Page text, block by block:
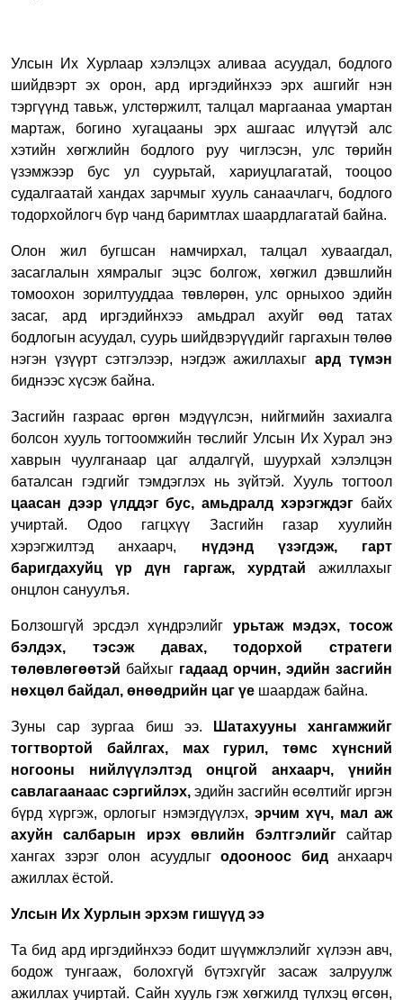
Улсын Их Хурлаар хэлэлцэх аливаа асуудал, бодлого
шийдвэрт эх орон, ард иргэдийнхээ эрх ашгийг нэн
тэргүүнд тавьж, улстөржилт, талцал маргаанаа умартан
мартаж, богино хугацааны эрх ашгаас илүүтэй алс
хэтийн хөгжлийн бодлого руу чиглэсэн, улс төрийн
үзэмжээр бус ул суурьтай, хариуцлагатай, тооцоо
судалгаатай хандах зарчмыг хууль санаачлагч, бодлого
тодорхойлогч бүр чанд баримтлах шаардлагатай байна.
Олон жил бугшсан намчирхал, талцал хуваагдал,
засаглалын хямралыг эцэс болгож, хөгжил дэвшлийн
томоохон зорилтууддаа төвлөрөн, улс орныхоо эдийн
засаг, ард иргэдийнхээ амьдрал ахуйг өөд татах
бодлогын асуудал, суурь шийдвэрүүдийг гаргахын төлөө
нэгэн үзүүрт сэтгэлээр, нэгдэж ажиллахыгард түмэн
биднээс хүсэж байна.
Засгийн газраас өргөн мэдүүлсэн, нийгмийн захиалга
болсон хууль тогтоомжийн төслийг Улсын Их Хурал энэ
хаврын чуулганаар цаг алдалгүй, шуурхай хэлэлцэн
баталсан гэдгийг тэмдэглэх нь зүйтэй. Хууль тогтоол
цаасан дээр үлддэг бус, амьдралд хэрэгждэг байх
учиртай. Одоо гагцхүү Засгийн газар хуулийн
хэрэгжилтэд анхаарч, нүдэнд үзэгдэж, гарт
баригдахуйц үр дүн гаргаж, хурдтай ажиллахыг
онцлон сануулъя.
Болзошгүй эрсдэл хүндрэлийг урьтаж мэдэх, тосож
бэлдэх, тэсэж давах, тодорхой стратеги
төлөвлөгөөтэй байхыг гадаад орчин, эдийн засгийн
нөхцөл байдал, өнөөдрийн цаг үе шаардаж байна.
Зуны сар зургаа биш ээ.
Шатахууны хангамжийг
тогтвортой байлгах, мах гурил, төмс хүнсний
ногооны нийлүүлэлтэд онцгой анхаарч, үнийн
савлагаанаас сэргийлэх, эдийн засгийн өсөлтийг иргэн
бүрд хүргэж, орлогыг нэмэгдүүлэх, эрчим хүч, мал аж
ахуйн салбарын ирэх өвлийн бэлтгэлийг сайтар
хангах зэрэг олон асуудлыг одооноос бид анхаарч
ажиллах ёстой.
Улсын Их Хурлын эрхэм гишүүд ээ
Та бид ард иргэдийнхээ бодит шүүмжлэлийг хүлээн авч,
бодож тунгааж, болохгүй бүтэхгүйг засаж залруулж
ажиллах учиртай. Сайн хууль гэж хөгжилд түлхэц өгсөн,